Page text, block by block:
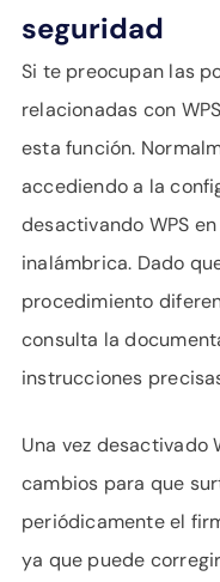
seguridad
Si te preocupan las
relacionadas con
esta función.
accediendo a la
desactivando WPS
inalámbrica. Dado
procedimiento
consulta la
instrucciones
Una vez desactivado
cambios para que
periódicamente el
ya que puede